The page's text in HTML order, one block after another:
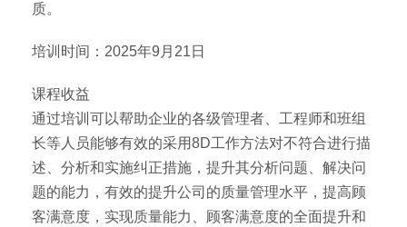
质。
培训时间：2025年9月21日
课程收益
通过培训可以帮助企业的各级管理者、工程师和班组
长等人员能够有效的采用8D工作方法对不符合进行描
述、分析和实施纠正措施，提升其分析问题、解决问
题的能力，有效的提升公司的质量管理水平，提高顾
客满意度，实现质量能力、顾客满意度的全面提升和